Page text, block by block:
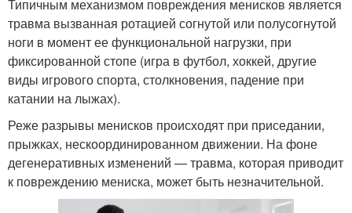
Типичным механизмом повреждения менисков является
травма вызванная ротацией согнутой или полусогнутой
ноги в момент ее функциональной нагрузки, при
фиксированной стопе (игра в футбол, хоккей, другие
виды игрового спорта, столкновения, падение при
катании на лыжах).
Реже разрывы менисков происходят при приседании,
прыжках, нескоординированном движении. На фоне
дегенеративных изменений — травма, которая приводит
к повреждению мениска, может быть незначительной.